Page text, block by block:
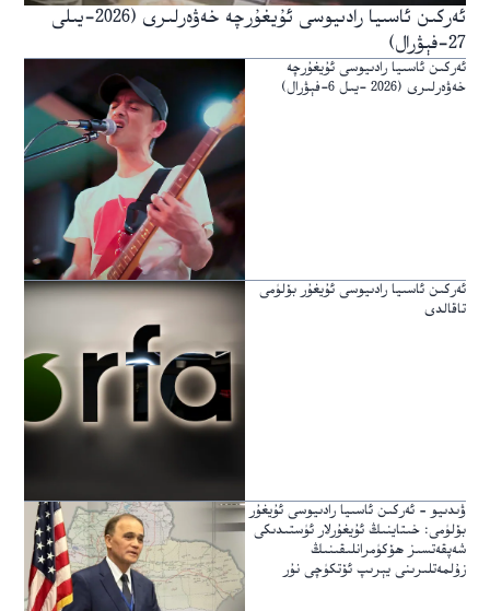
ئەركىن ئاسىيا رادىيوسى ئۇيغۇرچە خەۋەرلىرى (2026-يىلى
27-فېۋرال)
ئەركىن ئاسىيا رادىيوسى ئۇيغۇرچە
خەۋەرلىرى (2026 -يىل 6-فېۋرال)
ئەركىن ئاسىيا رادىيوسى ئۇيغۇر بۆلۈمى
تاقالدى
ۋىدىيو – ئەركىن ئاسىيا رادىيوسى ئۇيغۇر
بۆلۈمى: خىتاينىڭ ئۇيغۇرلار ئۈستىدىكى
شەپقەتسىز ھۆكۈمرانلىقىنىڭ
زۇلمەتلىرىنى يېرىپ ئۆتكۈچى نۇر